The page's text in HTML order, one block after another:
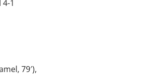
1
79′),